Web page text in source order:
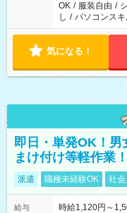
OK / 服装自由 /
し / パソコンス
気になる！
即日・単発OK！男
まけ付け等軽作業
派遣 職種未経験OK 社
給与
時給1,120円～